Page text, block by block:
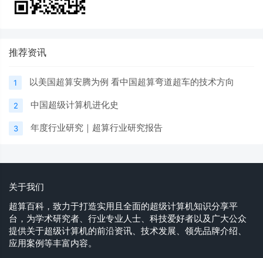
推荐资讯
1 以美国超算安腾为例 看中国超算弯道超车的技术方向
2 中国超级计算机进化史
3 年度行业研究｜超算行业研究报告
关于我们
超算百科，致力于打造实用且全面的超级计算机知识分享平
台，为学术研究者、行业专业人士、科技爱好者以及广大公众
提供关于超级计算机的前沿资讯、技术发展、领先品牌介绍、
应用案例等丰富内容。